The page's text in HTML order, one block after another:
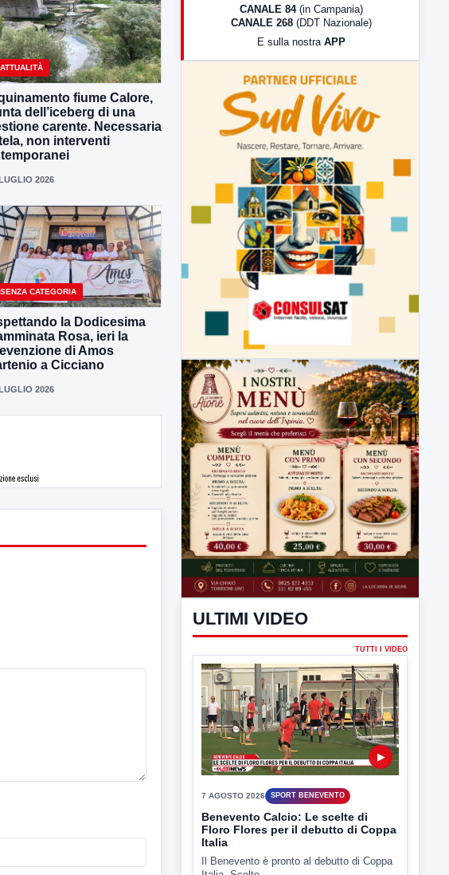
ATTUALITÀ
fiume Calore,
dell’iceberg di una
carente. Necessaria
non interventi
2026
SENZA CATEGORIA
la Dodicesima
Rosa, ieri la
di Amos
a Cicciano
2026
LabNews (Diretta)
LabNews (replica)
CANALE 84 (in Campania)
CANALE 268 (DDT Nazionale)
E sulla nostra APP
ULTIMI VIDEO
TUTTI I VIDEO
▶